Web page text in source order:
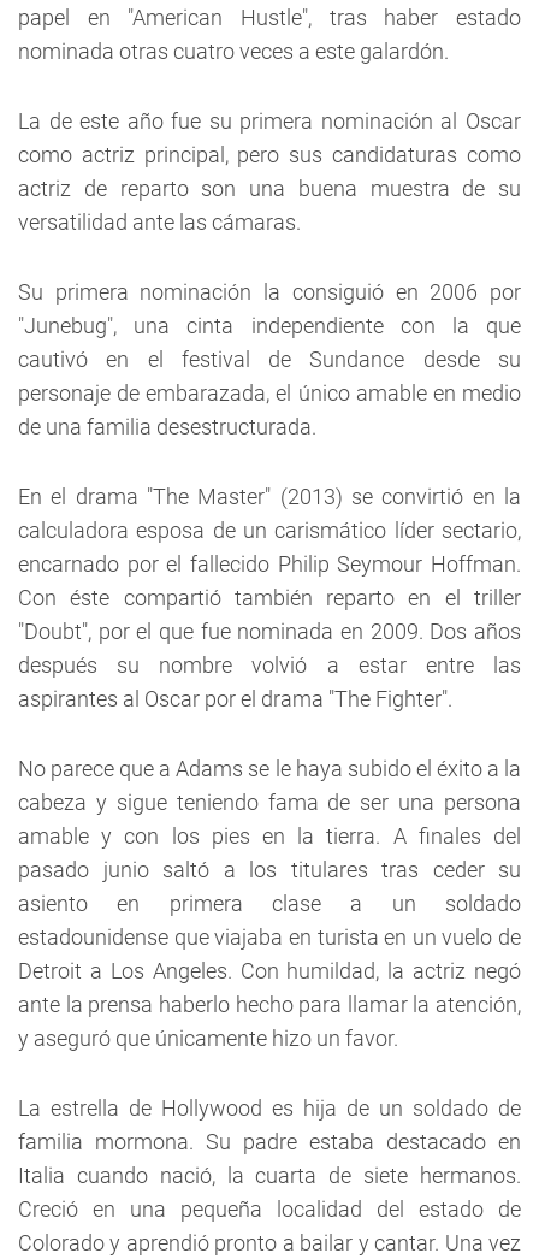
papel en "American Hustle", tras haber estado
nominada otras cuatro veces a este galardón.
La de este año fue su primera nominación al Oscar
como actriz principal, pero sus candidaturas como
actriz de reparto son una buena muestra de su
versatilidad ante las cámaras.
Su primera nominación la consiguió en 2006 por
"Junebug", una cinta independiente con la que
cautivó en el festival de Sundance desde su
personaje de embarazada, el único amable en medio
de una familia desestructurada.
En el drama "The Master" (2013) se convirtió en la
calculadora esposa de un carismático líder sectario,
encarnado por el fallecido Philip Seymour Hoffman.
Con éste compartió también reparto en el triller
"Doubt", por el que fue nominada en 2009. Dos años
después su nombre volvió a estar entre las
aspirantes al Oscar por el drama "The Fighter".
No parece que a Adams se le haya subido el éxito a la
cabeza y sigue teniendo fama de ser una persona
amable y con los pies en la tierra. A finales del
pasado junio saltó a los titulares tras ceder su
asiento en primera clase a un soldado
estadounidense que viajaba en turista en un vuelo de
Detroit a Los Angeles. Con humildad, la actriz negó
ante la prensa haberlo hecho para llamar la atención,
y aseguró que únicamente hizo un favor.
La estrella de Hollywood es hija de un soldado de
familia mormona. Su padre estaba destacado en
Italia cuando nació, la cuarta de siete hermanos.
Creció en una pequeña localidad del estado de
Colorado y aprendió pronto a bailar y cantar. Una vez